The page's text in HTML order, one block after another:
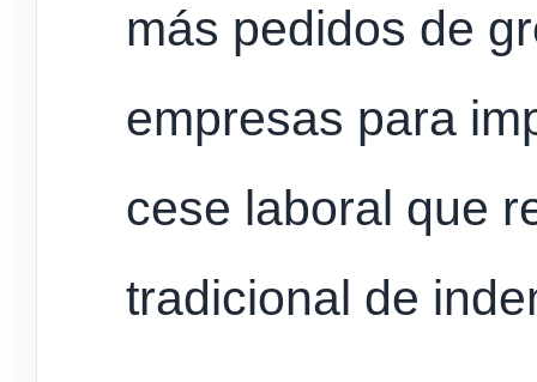
más pedidos de
empresas para
cese laboral que
tradicional de